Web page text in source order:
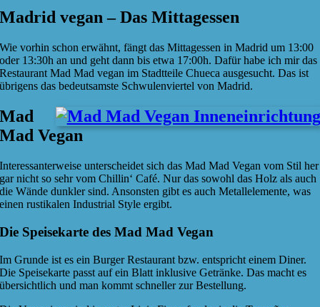
Madrid vegan – Das Mittagessen
Wie vorhin schon erwähnt, fängt das Mittagessen in Madrid um 13:00
oder 13:30h an und geht dann bis etwa 17:00h. Dafür habe ich mir das
Restaurant Mad Mad vegan im Stadtteile Chueca ausgesucht. Das ist
übrigens das bedeutsamste Schwulenviertel von Madrid.
Mad
Mad Vegan
Interessanterweise unterscheidet sich das Mad Mad Vegan vom Stil her
gar nicht so sehr vom Chillin‘ Café. Nur das sowohl das Holz als auch
die Wände dunkler sind. Ansonsten gibt es auch Metallelemente, was
einen rustikalen Industrial Style ergibt.
Die Speisekarte des Mad Mad Vegan
Im Grunde ist es ein Burger Restaurant bzw. entspricht einem Diner.
Die Speisekarte passt auf ein Blatt inklusive Getränke. Das macht es
übersichtlich und man kommt schneller zur Bestellung.